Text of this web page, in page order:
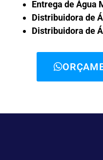
Entrega de Água
Distribuidora de
Distribuidora de